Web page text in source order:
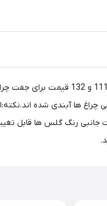
چراغ جلوی اسپرت طرح گلس
ها آبندی شده